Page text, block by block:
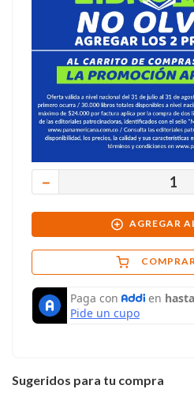
－
AGREGAR
Sugeridos para tu compra